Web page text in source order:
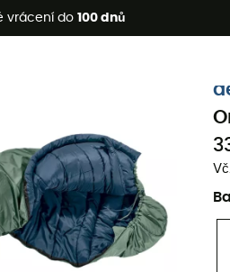
vrácení do 100 dnů
2 produktů* s kódem